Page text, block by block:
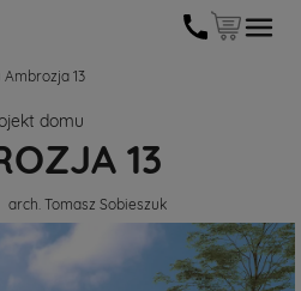
13
domu
13
arch. Tomasz Sobieszuk